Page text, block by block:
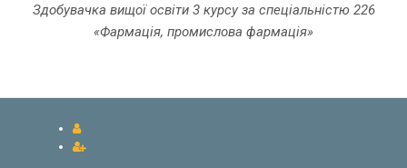
Здобувачка вищої освіти 3 курсу за спеціальністю 226
«Фармація, промислова фармація»